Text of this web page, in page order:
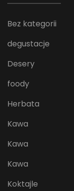
Bez kategorii
degustacje
Desery
foody
Herbata
Kawa
Kawa
Kawa
Koktajle